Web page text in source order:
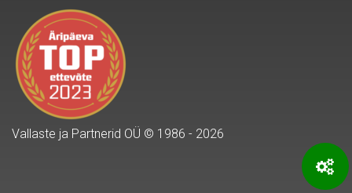
Vallaste ja Partnerid OÜ © 1986 - 2026